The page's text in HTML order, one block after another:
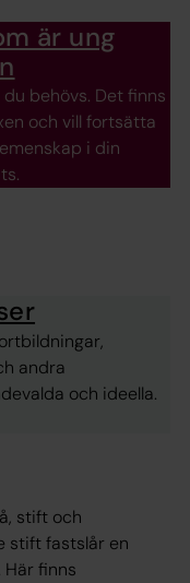
är ung
behövs. Det finns
och vill fortsätta
i din
andra
och ideella.
stift och
stift fastslår en
finns